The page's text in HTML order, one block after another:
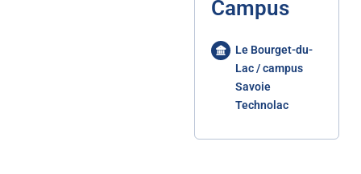
Campus
Le Bourget-du-
Lac / campus
Savoie
Technolac